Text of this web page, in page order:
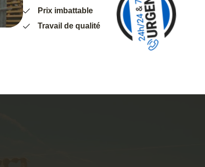
Prix imbattable
Travail de qualité